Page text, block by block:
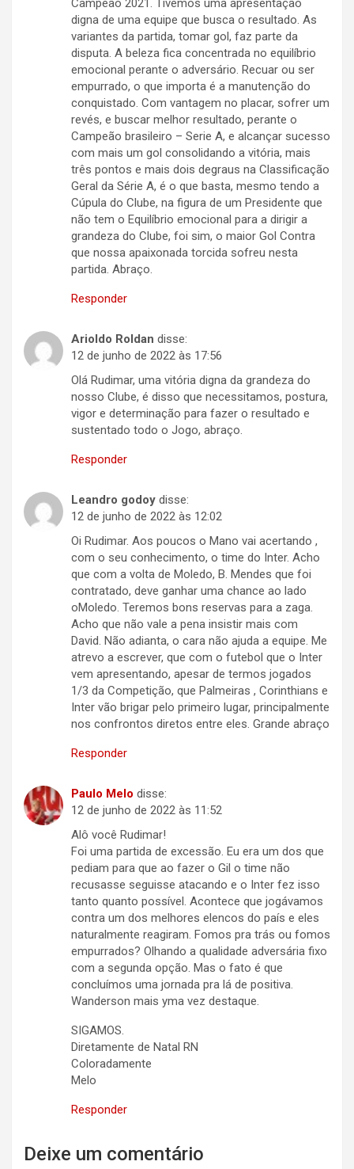
Campeão 2021. Tivemos uma apresentação
digna de uma equipe que busca o resultado. As
variantes da partida, tomar gol, faz parte da
disputa. A beleza fica concentrada no equilíbrio
emocional perante o adversário. Recuar ou ser
empurrado, o que importa é a manutenção do
conquistado. Com vantagem no placar, sofrer um
revés, e buscar melhor resultado, perante o
Campeão brasileiro – Serie A, e alcançar sucesso
com mais um gol consolidando a vitória, mais
três pontos e mais dois degraus na Classificação
Geral da Série A, é o que basta, mesmo tendo a
Cúpula do Clube, na figura de um Presidente que
não tem o Equilíbrio emocional para a dirigir a
grandeza do Clube, foi sim, o maior Gol Contra
que nossa apaixonada torcida sofreu nesta
partida. Abraço.
Responder
Arioldo Roldan disse:
12 de junho de 2022 às 17:56
Olá Rudimar, uma vitória digna da grandeza do
nosso Clube, é disso que necessitamos, postura,
vigor e determinação para fazer o resultado e
sustentado todo o Jogo, abraço.
Responder
Leandro godoy disse:
12 de junho de 2022 às 12:02
Oi Rudimar. Aos poucos o Mano vai acertando ,
com o seu conhecimento, o time do Inter. Acho
que com a volta de Moledo, B. Mendes que foi
contratado, deve ganhar uma chance ao lado
oMoledo. Teremos bons reservas para a zaga.
Acho que não vale a pena insistir mais com
David. Não adianta, o cara não ajuda a equipe. Me
atrevo a escrever, que com o futebol que o Inter
vem apresentando, apesar de termos jogados
1/3 da Competição, que Palmeiras , Corinthians e
Inter vão brigar pelo primeiro lugar, principalmente
nos confrontos diretos entre eles. Grande abraço
Responder
Paulo Melo disse:
12 de junho de 2022 às 11:52
Alô você Rudimar!
Foi uma partida de excessão. Eu era um dos que
pediam para que ao fazer o Gil o time não
recusasse seguisse atacando e o Inter fez isso
tanto quanto possível. Acontece que jogávamos
contra um dos melhores elencos do país e eles
naturalmente reagiram. Fomos pra trás ou fomos
empurrados? Olhando a qualidade adversária fixo
com a segunda opção. Mas o fato é que
concluímos uma jornada pra lá de positiva.
Wanderson mais yma vez destaque.
SIGAMOS.
Diretamente de Natal RN
Coloradamente
Melo
Responder
Deixe um comentário